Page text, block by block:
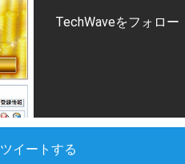
TechWaveをフォロー
ツイートする